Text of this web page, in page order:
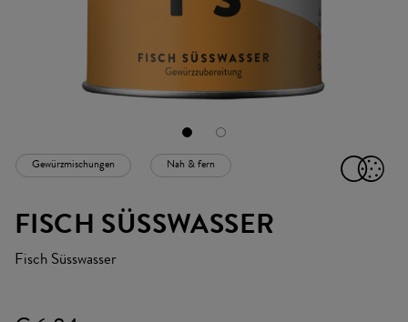
Gewürzmischungen Nah & fern ICON
FISCH SÜSSWASSER
Fisch Süsswasser